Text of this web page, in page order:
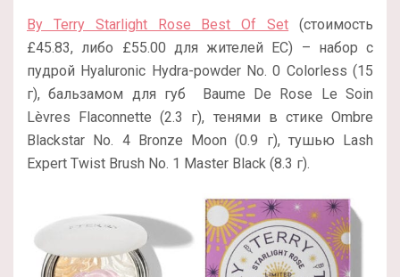
By Terry Starlight Rose Best Of Set (стоимость
£45.83, либо £55.00 для жителей ЕС) – набор с
пудрой Hyaluronic Hydra-powder No. 0 Colorless (15
г), бальзамом для губ
Baume De Rose Le Soin
Lèvres Flaconnette (2.3 г), тенями в стике Ombre
Blackstar No. 4 Bronze Moon (0.9 г), тушью Lash
Expert Twist Brush No. 1 Master Black (8.3 г).